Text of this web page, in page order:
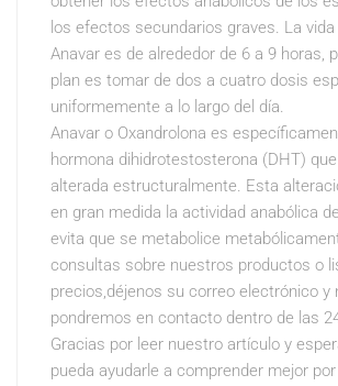
los efectos secundarios graves. La
Anavar es de alrededor de 6 a 9 horas,
plan es tomar de dos a cuatro dosis
uniformemente a lo largo del día.
Anavar o Oxandrolona es
hormona dihidrotestosterona (DHT)
alterada estructuralmente. Esta
en gran medida la actividad anabólica
evita que se metabolice
consultas sobre nuestros productos o
precios,déjenos su correo electrónico y
pondremos en contacto dentro de las
Gracias por leer nuestro artículo y
pueda ayudarle a comprender mejor